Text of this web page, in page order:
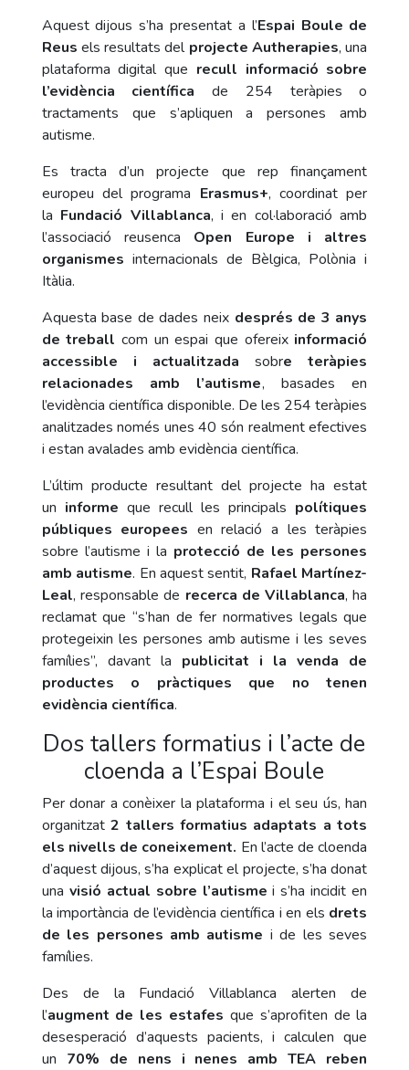
Aquest dijous s’ha presentat a l’Espai Boule de
Reus els resultats del projecte Autherapies, una
plataforma digital que recull informació sobre
l’evidència científica de 254 teràpies o
tractaments que s’apliquen a persones amb
autisme.
Es tracta d’un projecte que rep finançament
europeu del programa Erasmus+, coordinat per
la Fundació Villablanca, i en col·laboració amb
l’associació reusenca Open Europe i altres
organismes internacionals de Bèlgica, Polònia i
Itàlia.
Aquesta base de dades neix després de 3 anys
de treball com un espai que ofereix informació
accessible i actualitzadasobre teràpies
relacionades amb l’autisme, basades en
l’evidència científica disponible. De les 254 teràpies
analitzades només unes 40 són realment efectives
i estan avalades amb evidència científica.
L’últim producte resultant del projecte ha estat
un informe que recull les principals polítiques
públiques europees en relació a les teràpies
sobre l’autisme i la protecció de les persones
amb autisme. En aquest sentit, Rafael Martínez-
Leal, responsable de recerca de Villablanca, ha
reclamat que “s’han de fer normatives legals que
protegeixin les persones amb autisme i les seves
famílies”, davant la publicitat i la venda de
productes o pràctiques que no tenen
evidència científica.
Dos tallers formatius i l’acte de
cloenda a l’Espai Boule
Per donar a conèixer la plataforma i el seu ús, han
organitzat2 tallers formatius adaptats a tots
els nivells de coneixement. En l’acte de cloenda
d’aquest dijous, s’ha explicat el projecte, s’ha donat
una visió actual sobre l’autisme i s’ha incidit en
la importància de l’evidència científica i en els drets
de les persones amb autisme i de les seves
famílies.
Des de la Fundació Villablanca alerten de
l’augment de les estafes que s’aprofiten de la
desesperació d’aquests pacients, i calculen que
un 70% de nens i nenes amb TEA reben